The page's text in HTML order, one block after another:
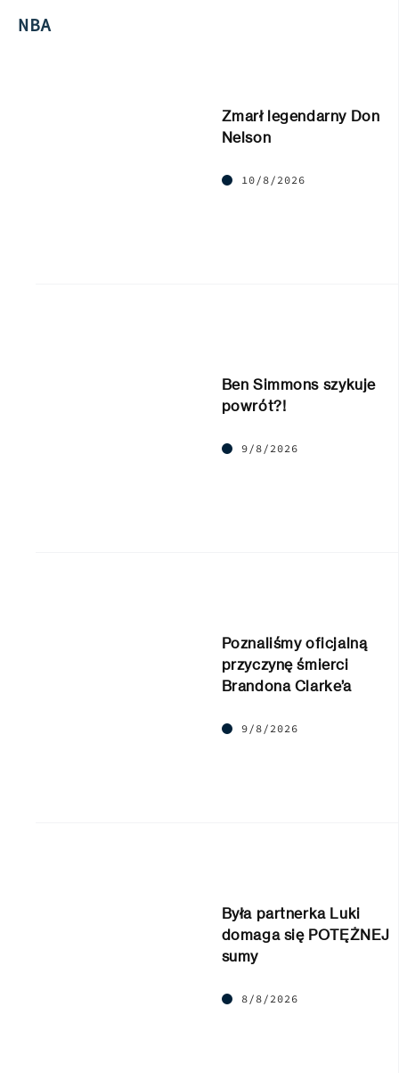
NBA
Zmarł legendarny Don
Nelson
10/8/2026
Ben Simmons szykuje
powrót?!
9/8/2026
Poznaliśmy oficjalną
przyczynę śmierci
Brandona Clarke’a
9/8/2026
Była partnerka Luki
domaga się POTĘŻNEJ
sumy
8/8/2026